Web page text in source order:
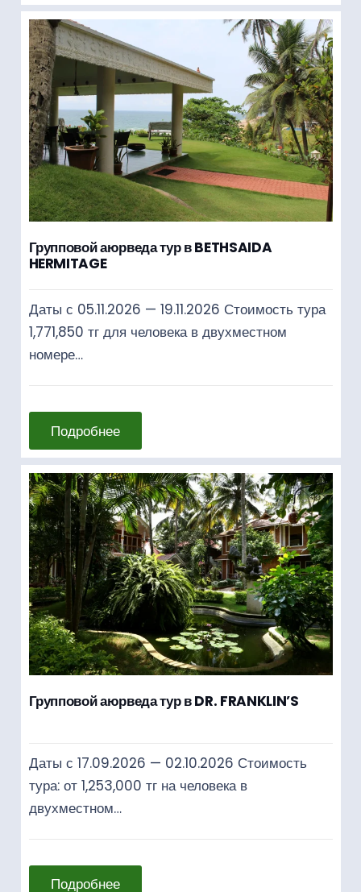
Групповой аюрведа тур в BETHSAIDA
HERMITAGE
Даты с 05.11.2026 — 19.11.2026 Стоимость тура
1,771,850 тг для человека в двухместном
номере…
Подробнее
Групповой аюрведа тур в DR. FRANKLIN’S
Даты с 17.09.2026 — 02.10.2026 Стоимость
тура: от 1,253,000 тг на человека в
двухместном…
Подробнее